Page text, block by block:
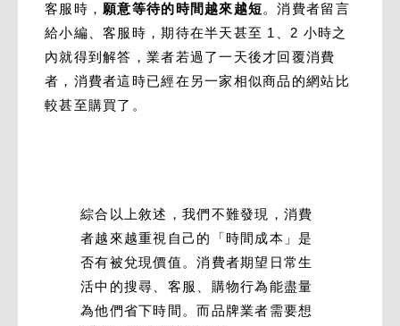
客服時， 願意等待的時間越來越短。消費者留言
給小編、客服時，期待在半天甚至 1、2 小時之
內就得到解答，業者若過了一天後才回覆消費
者，消費者這時已經在另一家相似商品的網站比
較甚至購買了。
綜合以上敘述，我們不難發現，消費
者越來越重視自己的「時間成本」是
否有被兌現價值。消費者期望日常生
活中的搜尋、客服、購物行為能盡量
為他們省下時間。而品牌業者需要想